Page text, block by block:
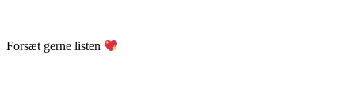
Forsæt gerne listen